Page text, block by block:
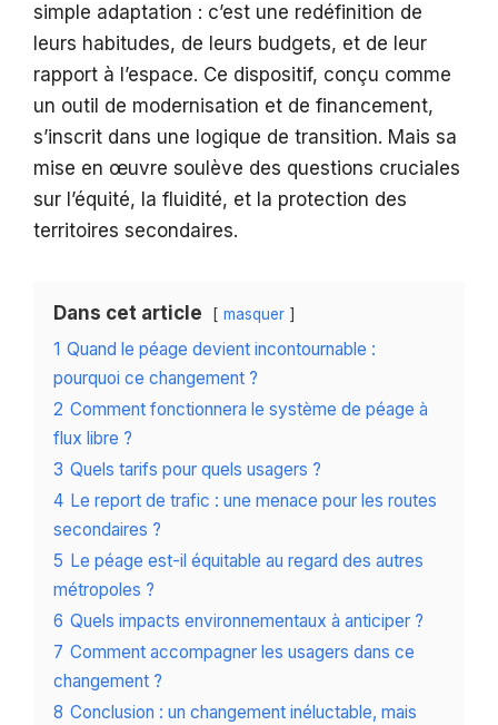
simple adaptation : c’est une redéfinition de
leurs habitudes, de leurs budgets, et de leur
rapport à l’espace. Ce dispositif, conçu comme
un outil de modernisation et de financement,
s’inscrit dans une logique de transition. Mais sa
mise en œuvre soulève des questions cruciales
sur l’équité, la fluidité, et la protection des
territoires secondaires.
Dans cet article masquer
1 Quand le péage devient incontournable :
pourquoi ce changement ?
2 Comment fonctionnera le système de péage à
flux libre ?
3 Quels tarifs pour quels usagers ?
4 Le report de trafic : une menace pour les routes
secondaires ?
5 Le péage est-il équitable au regard des autres
métropoles ?
6 Quels impacts environnementaux à anticiper ?
7 Comment accompagner les usagers dans ce
changement ?
8 Conclusion : un changement inéluctable, mais